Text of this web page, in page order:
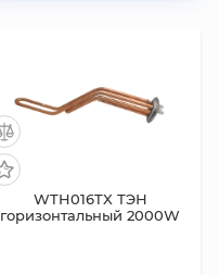
WTH016TX ТЭН
горизонтальный 2000W